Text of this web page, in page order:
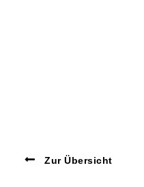
Zur Übersicht